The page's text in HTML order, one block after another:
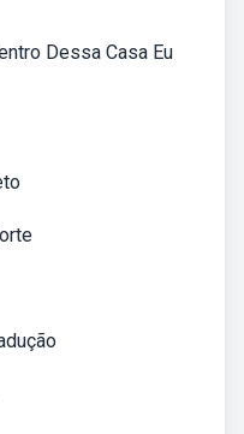
Dessa Casa Eu